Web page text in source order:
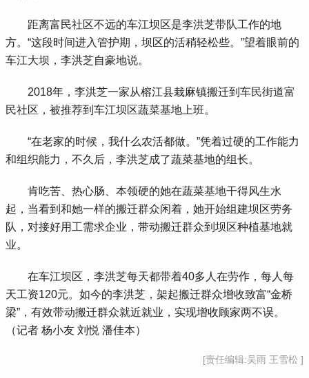
距离富民社区不远的车江坝区是李洪芝带队工作的地
方。“这段时间进入管护期，坝区的活稍轻松些。”望着眼前的
车江大坝，李洪芝自豪地说。
2018年，李洪芝一家从榕江县栽麻镇搬迁到车民街道富
民社区，被推荐到车江坝区蔬菜基地上班。
“在老家的时候，我什么农活都做。”凭着过硬的工作能力
和组织能力，不久后，李洪芝成了蔬菜基地的组长。
肯吃苦、热心肠、本领硬的她在蔬菜基地干得风生水
起，当看到和她一样的搬迁群众闲着，她开始组建坝区劳务
队，对接好用工需求企业，带动搬迁群众到坝区种植基地就
业。
在车江坝区，李洪芝每天都带着40多人在劳作，每人每
天工资120元。如今的李洪芝，架起搬迁群众增收致富“金桥
梁”，有效带动搬迁群众就近就业，实现增收顾家两不误。
（记者 杨小友 刘悦 潘佳本）
[责任编辑:吴雨 王雪松 ]